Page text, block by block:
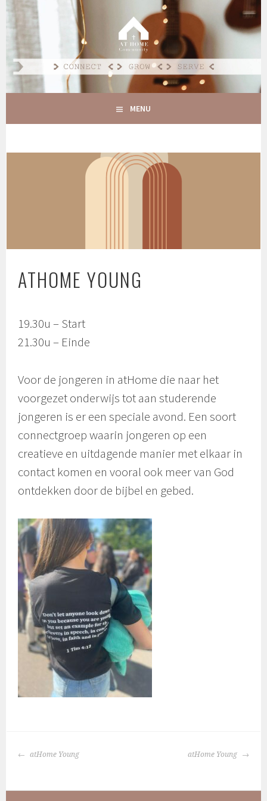
Spring
inhoud
AT HOME COMMUNITY
CONNECT GROW SERVE
MENU
ATHOME YOUNG
19.30u – Start
21.30u – Einde
Voor de jongeren in atHome die naar het
voorgezet onderwijs tot aan studerende
jongeren is er een speciale avond. Een soort
connectgroep waarin jongeren op een
creatieve en uitdagende manier met elkaar in
contact komen en vooral ook meer van God
ontdekken door de bijbel en gebed.
BERICHTNAVIGATIE
atHome Young atHome Young